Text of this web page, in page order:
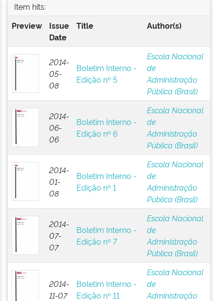
Item hits:
Preview
Issue
Date
Title Author(s)
2014-
05-
08
Boletim Interno -
Edição nº 5
Escola Nacional
de
Administração
Pública (Brasil)
2014-
06-
06
Boletim Interno -
Edição nº 6
Escola Nacional
de
Administração
Pública (Brasil)
2014-
01-
08
Boletim Interno -
Edição nº 1
Escola Nacional
de
Administração
Pública (Brasil)
2014-
07-
07
Boletim Interno -
Edição nº 7
Escola Nacional
de
Administração
Pública (Brasil)
2014-
11-07
Boletim Interno -
Edição nº 11
Escola Nacional
de
Administração